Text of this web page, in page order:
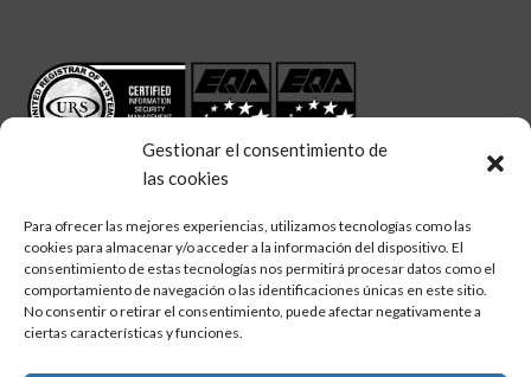
Gestionar el consentimiento de
las cookies
Para ofrecer las mejores experiencias, utilizamos tecnologías como las
cookies para almacenar y/o acceder a la información del dispositivo. El
consentimiento de estas tecnologías nos permitirá procesar datos como el
comportamiento de navegación o las identificaciones únicas en este sitio.
No consentir o retirar el consentimiento, puede afectar negativamente a
ciertas características y funciones.
Síguenos en:
linkedintwitterfacebook